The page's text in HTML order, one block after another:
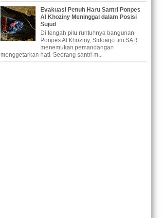
Evakuasi Penuh Haru Santri Ponpes
Al Khoziny Meninggal dalam Posisi
Sujud
Di tengah pilu runtuhnya bangunan
Ponpes Al Khoziny, Sidoarjo tim SAR
menemukan pemandangan
menggetarkan hati. Seorang santri m...